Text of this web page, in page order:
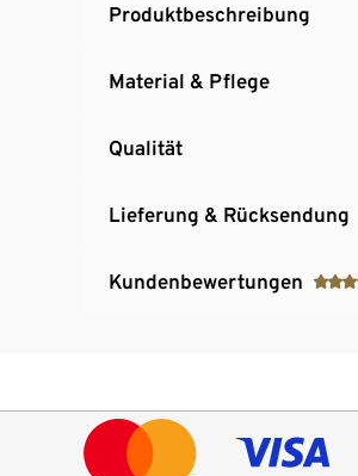
Produktbeschreibung
Material & Pflege
Qualität
Lieferung & Rücksendung
Kundenbewertungen